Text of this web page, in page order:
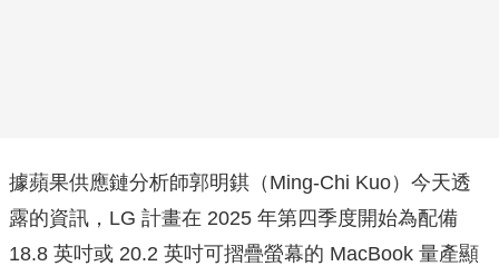
據蘋果供應鏈分析師郭明錤（Ming-Chi Kuo）今天透
露的資訊，LG 計畫在 2025 年第四季度開始為配備
18.8 英吋或 20.2 英吋可摺疊螢幕的 MacBook 量產顯